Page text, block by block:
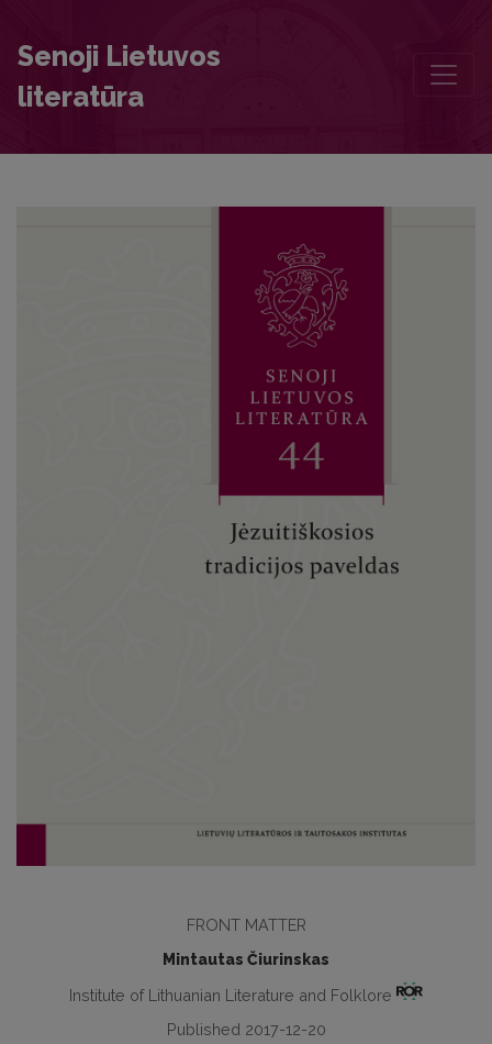
Senoji Lietuvos
literatūra
FRONT MATTER
Mintautas Čiurinskas
Institute of Lithuanian Literature and Folklore
Published 2017-12-20